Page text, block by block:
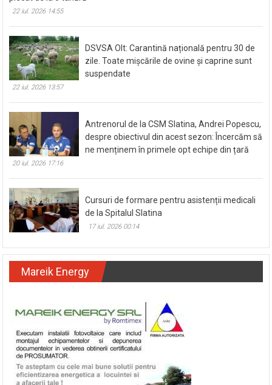
22 iul. 2026 14:55
DSVSA Olt: Carantină națională pentru 30 de
zile. Toate mișcările de ovine și caprine sunt
suspendate
22 iul. 2026 13:57
Antrenorul de la CSM Slatina, Andrei Popescu,
despre obiectivul din acest sezon: Încercăm să
ne menținem în primele opt echipe din țară
20 iul. 2026 17:16
Cursuri de formare pentru asistenții medicali
de la Spitalul Slatina
17 iul. 2026 00:14
Mareik Energy